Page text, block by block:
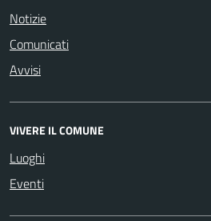
Notizie
Comunicati
Avvisi
VIVERE IL COMUNE
Luoghi
Eventi